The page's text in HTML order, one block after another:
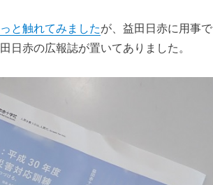
と触れてみましたが、益田日赤に用事で
日赤の広報誌が置いてありました。